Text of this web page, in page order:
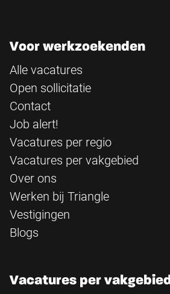
Voor werkzoekenden
Alle vacatures
Open sollicitatie
Contact
Job alert!
Vacatures per regio
Vacatures per vakgebied
Over ons
Werken bij Triangle
Vestigingen
Blogs
Vacatures per vakgebied